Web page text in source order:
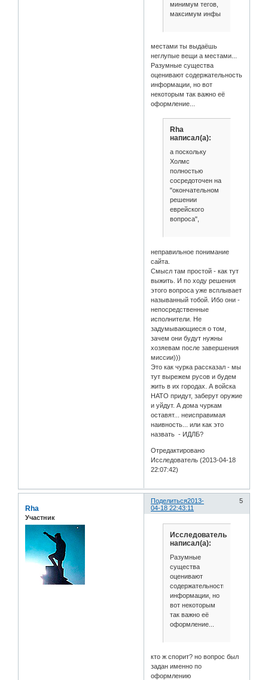
минимум тегов,
максимум инфы
местами ты выдаёшь
неглупые вещи а местами...
Разумные существа
оценивают содержательность
информации, но вот
некоторым так важно её
оформление...
Rha
написал(а):
а поскольку
Холмс
полностью
сосредоточен на
"окончательном
решении
еврейского
вопроса",
неправильное понимание
сайта.
Смысл там простой - как тут
выжить. И по ходу решения
этого вопроса уже всплывает
называнный тобой. Ибо они -
непосредственные
исполнители. Не
задумывающиеся о том,
зачем они будут нужны
хозяевам после завершения
миссии)))
Это как чурка рассказал - мы
тут вырежем русов и будем
жить в их городах. А войска
НАТО придут, заберут оружие
и уйдут. А дома чуркам
оставят... неисправимая
наивность... или как это
назвать - ИДЛБ?
Отредактировано
Исследователь (2013-04-18
22:07:42)
Поделиться 5
2013-
04-18 22:43:11
Rha
Участник
Исследователь
написал(а):
Разумные
существа
оценивают
содержательность
информации, но
вот некоторым
так важно её
оформление...
кто ж спорит? но вопрос был
задан именно по
оформлению